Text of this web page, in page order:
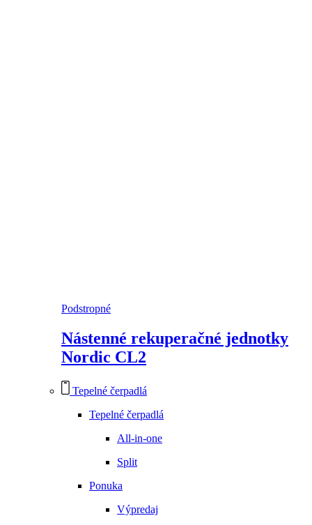
Podstropné
Nástenné rekuperačné jednotky
Nordic CL2
Tepelné čerpadlá
Tepelné čerpadlá
All-in-one
Split
Ponuka
Výpredaj